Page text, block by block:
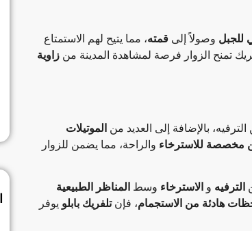
للجبل وصولاً إلى قمته، مما يتيح لهم الاستمتاع
تمنح الزوار فرصة لمشاهدة المدينة من زاوية
بالإضافة إلى العديد من الموتيلات
مخصصة للاسترخاء والراحة، مما يضمن للزوار
الترفيه و الاسترخاء وسط المناظر الطبيعية
هادئة من الاستجمام، فإنتلفريك بابلو يوفر